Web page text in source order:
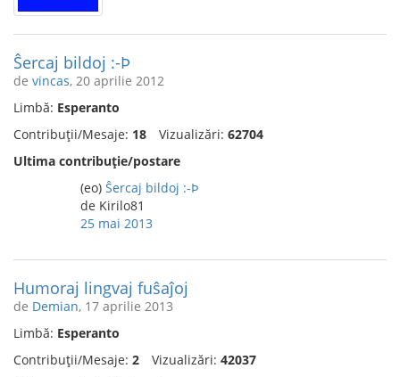
Ŝercaj bildoj :-Þ
de vincas, 20 aprilie 2012
Limbă: Esperanto
Contribuții/Mesaje: 18 Vizualizări: 62704
Ultima contribuție/postare
(eo) Ŝercaj bildoj :-Þ
de Kirilo81
25 mai 2013
Humoraj lingvaj fuŝaĵoj
de Demian, 17 aprilie 2013
Limbă: Esperanto
Contribuții/Mesaje: 2 Vizualizări: 42037